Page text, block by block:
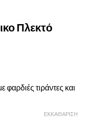
Πλεκτό
τιράντες και
ΕΚΚΑΘΆΡΙΣΗ